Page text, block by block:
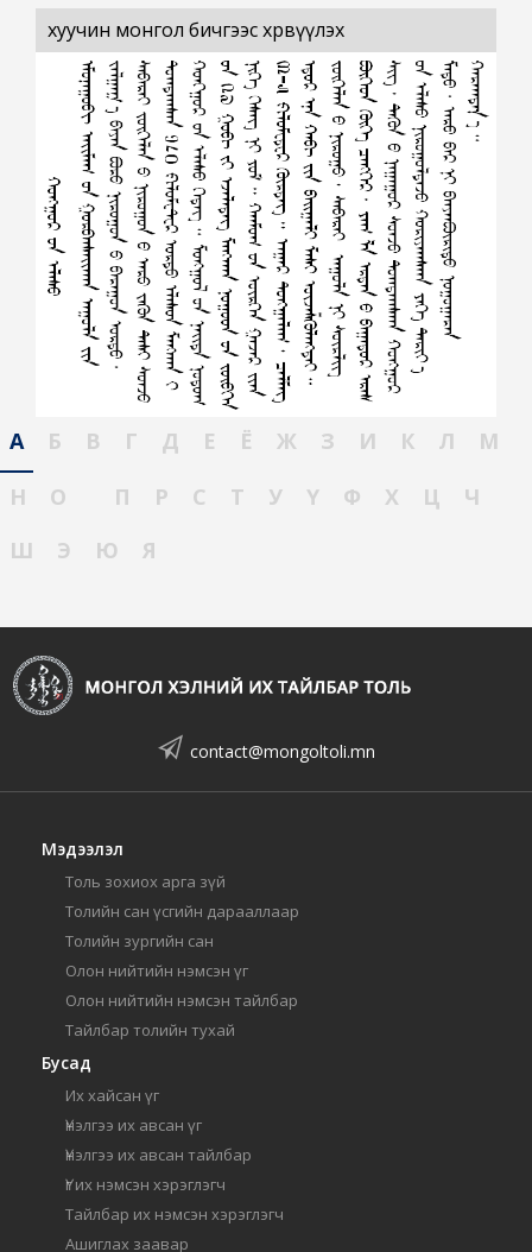
хуучин монгол бичгээс хөрвүүлэх
А Б В Г Д Е Ё Ж З И К Л
М
Н
О П Р С Т У Ү Ф Х Ц
Ч
Ш
Э Ю Я
contact@mongoltoli.mn
Мэдээлэл
Толь зохиох арга зүй
Толийн сан үсгийн дарааллаар
Толийн зургийн сан
Олон нийтийн нэмсэн үг
Олон нийтийн нэмсэн тайлбар
Тайлбар толийн тухай
Бусад
Их хайсан үг
Үнэлгээ их авсан үг
Үнэлгээ их авсан тайлбар
Үг их нэмсэн хэрэглэгч
Тайлбар их нэмсэн хэрэглэгч
Ашиглах заавар